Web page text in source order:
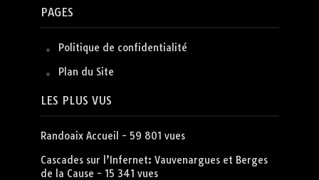
PAGES
Politique de confidentialité
Plan du Site
LES PLUS VUS
Randoaix Accueil - 59 801 vues
Cascades sur l’Infernet: Vauvenargues et Berges
de la Cause - 15 341 vues